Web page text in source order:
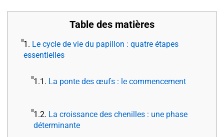
Table des matières
1. Le cycle de vie du papillon : quatre étapes
essentielles
1.1. La ponte des œufs : le commencement
1.2. La croissance des chenilles : une phase
déterminante